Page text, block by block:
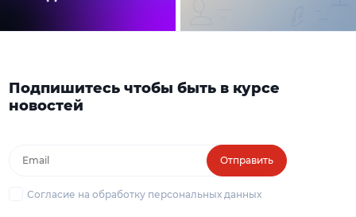
Подпишитесь чтобы быть в курсе
новостей
Отправить
Согласие на обработку персональных данных